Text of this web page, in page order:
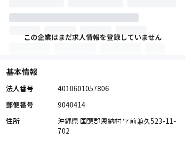
この企業はまだ求人情報を登録していません
基本情報
法人番号
4010601057806
郵便番号
9040414
住所
沖縄県 国頭郡恩納村 字前兼久523-11-
702